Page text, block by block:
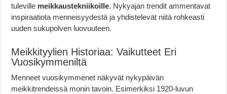
tuleville meikkaustekniikoille. Nykyajan trendit ammentavat
inspiraatiota menneisyydestä ja yhdistelevät niitä rohkeasti
uuden sukupolven luovuuteen.
Meikkityylien Historiaa: Vaikutteet Eri
Vuosikymmeniltä
Menneet vuosikymmenet näkyvät nykypäivän
meikkitrendeissä monin tavoin. Esimerkiksi 1920-luvun